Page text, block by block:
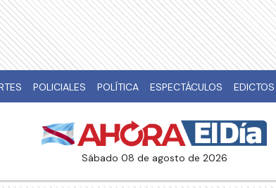
POLICIALES POLÍTICA ESPECTÁCULOS EDICTOS
sábado 08 de agosto de 2026